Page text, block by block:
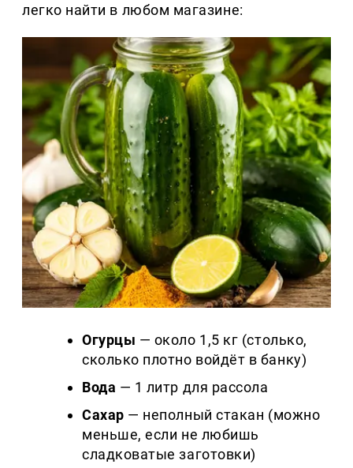
легко найти в любом магазине:
Огурцы — около 1,5 кг (столько,
сколько плотно войдёт в банку)
Вода — 1 литр для рассола
Сахар — неполный стакан (можно
меньше, если не любишь
сладковатые заготовки)